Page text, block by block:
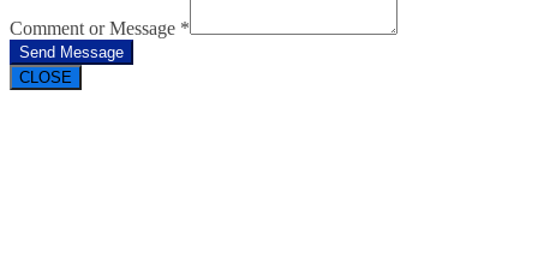
Comment or Message *
Send Message
CLOSE